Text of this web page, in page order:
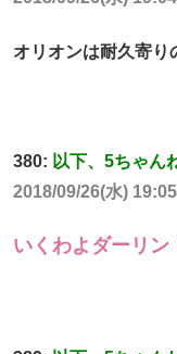
オリオンは耐久寄
380: 以下、5ちゃん
2018/09/26(水)
いくわよダーリン